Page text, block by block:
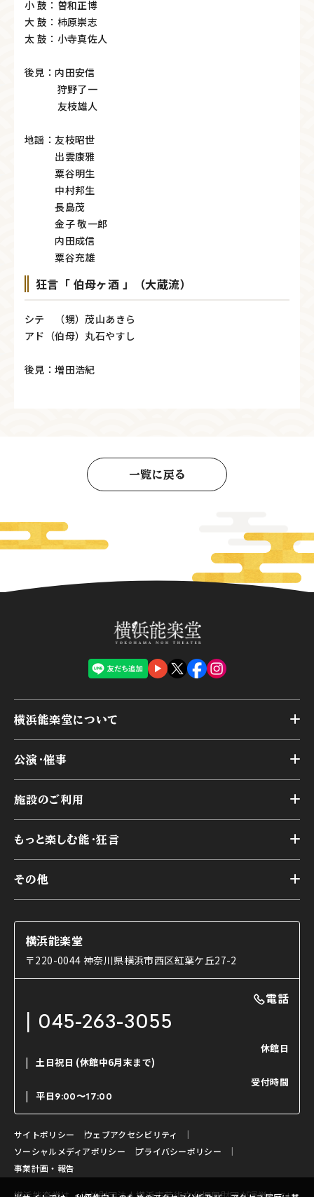
小 鼓：曽和正博
大 鼓：柿原崇志
太 鼓：小寺真佐人
後見：内田安信
狩野了一
友枝雄人
地謡：友枝昭世
出雲康雅
粟谷明生
中村邦生
長島茂
金子 敬一郎
内田成信
粟谷充雄
狂言「 伯母ヶ酒 」（大蔵流）
シテ （甥）茂山あきら
アド（伯母）丸石やすし
後見：増田浩紀
一覧に戻る
横浜能楽堂について
横浜能楽堂が取り組んだ事業
能舞台の歴史と特徴
様々なお客様に向けて
本舞台座席
交通アクセス
公演・催事
アーカイブ
施設のご利用
第二舞台
研修室
楽屋
ご利用の流れ
利用料金表
もっと楽しむ能・狂言
能舞台と演じ手
使用する道具
能・狂言の曲目説明
日本の古典芸能
その他
コラム
OTABISHO
チケット購入方法
ご寄附について
よくいただくご質問
お問い合わせ
横浜能楽堂
〒220-0044 神奈川県横浜市西区紅葉ケ丘27-2
電話
045-263-3055
休館日
土日祝日 (休館中6月末まで)
受付時間
平日9:00〜17:00
サイトポリシー
ウェブアクセシビリティ
ソーシャルメディアポリシー
プライバシーポリシー
事業計画・報告